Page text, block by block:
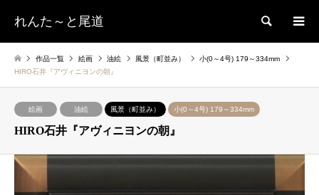
れんた～と尾道 検索
作品一覧 絵画 油絵 風景（町並み）
小(0～4号) 179～334mm
HIRO石井『アヴィニヨンの朝』
絵画 油絵 風景（町並み） 小(0～4号) 179～334mm
HIRO石井『アヴィニヨンの朝』